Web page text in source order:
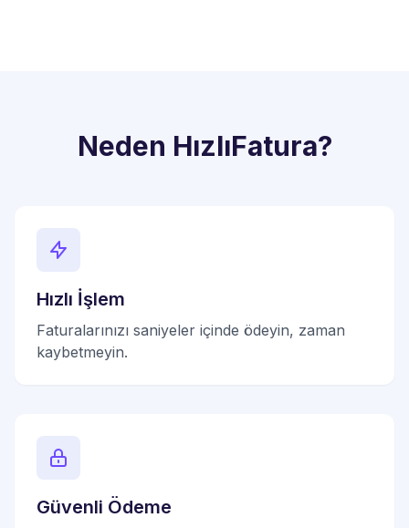
Neden HızlıFatura?
Hızlı İşlem
Faturalarınızı saniyeler içinde ödeyin, zaman
kaybetmeyin.
Güvenli Ödeme